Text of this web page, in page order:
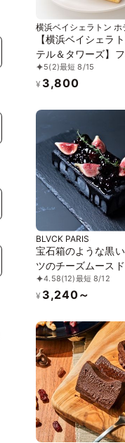
横浜ベイシェラトン ホ
ワーズ
【横浜ベイシェラ
テル＆タワーズ】
タルト3種 10個入り
5(2)最短 8/15
¥ 3,800
BLVCK PARIS
宝石箱のような黒
ツのチーズムース
ケーキ
4.58(12)最短 8/12
¥ 3,240～